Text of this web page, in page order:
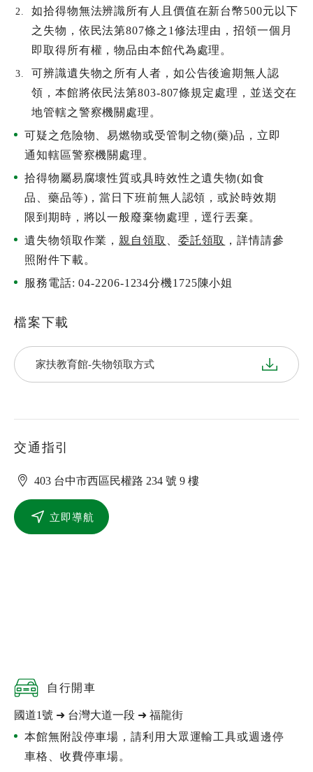
用愛包圍 公益 義賣品
無窮 兒童保護
如拾得物無法辨識所有人且價值在新台幣500元以下
之失物，依民法第807條之1修法理由，招領一個月
即取得所有權，物品由本館代為處理。
可辨識遺失物之所有人者，如公告後逾期無人認
領，本館將依民法第803-807條規定處理，並送交在
地管轄之警察機關處理。
可疑之危險物、易燃物或受管制之物(藥)品，立即
通知轄區警察機關處理。
拾得物屬易腐壞性質或具時效性之遺失物(如食
品、藥品等)，當日下班前無人認領，或於時效期
限到期時，將以一般廢棄物處理，逕行丟棄。
遺失物領取作業， 親自領取 委託領取 ，詳情請參
照附件下載。
服務電話: 04-2206-1234分機1725陳小姐
檔案下載
家扶教育館-失物領取方式
交通指引
403 台中市西區民權路 234 號 9 樓
立即導航
自行開車
國道1號 ➜ 台灣大道一段 ➜ 福龍街
本館無附設停車場，請利用大眾運輸工具或週邊停
車格、收費停車場。